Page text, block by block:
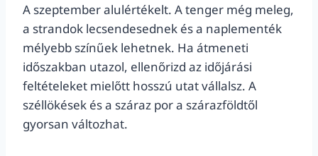
A szeptember alulértékelt. A tenger még meleg,
a strandok lecsendesednek és a naplementék
mélyebb színűek lehetnek. Ha átmeneti
időszakban utazol, ellenőrizd az időjárási
feltételeket mielőtt hosszú utat vállalsz. A
széllökések és a száraz por a szárazföldtől
gyorsan változhat.